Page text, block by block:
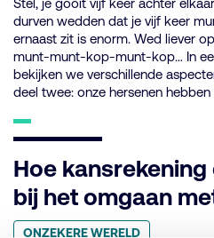
Stel, je gooit vijf keer achter
durven wedden dat je vijf keer
ernaast zit is enorm. Wed liever
munt-munt-kop-munt-kop… In
bekijken we verschillende
deel twee: onze hersenen
Hoe
bij het omgaan
Geplaatst
ONZEKERE WERELD